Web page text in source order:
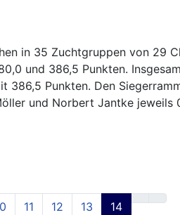
in 35 Zuchtgruppen von 29
und 386,5 Punkten.
386,5 Punkten. Den
und Norbert Jantke jeweils
11 12 13 14